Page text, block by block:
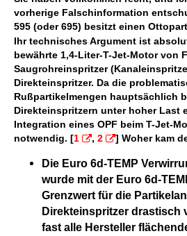
vorherige Falschinformation
595 (oder 695) besitzt einen
Ihr technisches Argument ist
bewährte 1,4-Liter-T-Jet-Motor von
Saugrohreinspritzer
Direkteinspritzer. Da die
Rußpartikelmengen hauptsächlich
Direkteinspritzern unter hoher Last
Integration eines OPF beim T-Jet-
notwendig. [1 , 2 ] Woher kam
Die Euro 6d-TEMP
wurde mit der Euro 6d-
Grenzwert für die
Direkteinspritzer drastisch
fast alle Hersteller